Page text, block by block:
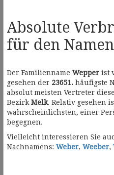
Absolute
für den Namen
Der Familienname Wepper ist
gesehen der 23651. häufigste
absolut meisten Vertreter
Bezirk Melk. Relativ gesehen
wahrscheinlichsten, einer
begegnen.
Vielleicht interessieren Sie
Nachnamens: Weber, Weeber,